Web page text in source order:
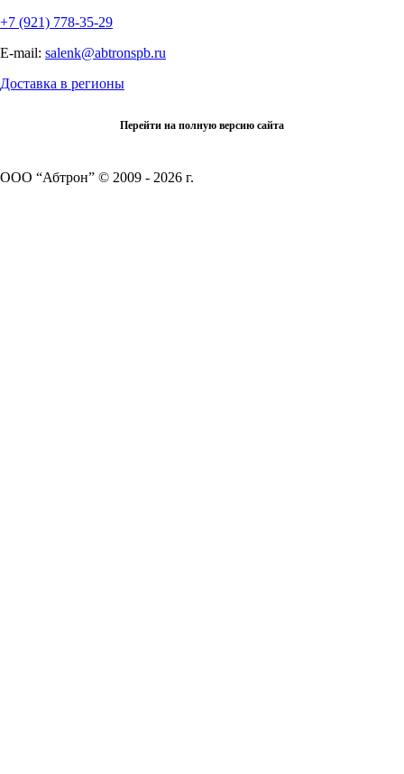
+7 (921) 778-35-29
E-mail: salenk@abtronspb.ru
Доставка в регионы
Перейти на полную версию сайта
ООО “Абтрон” © 2009 - 2026 г.